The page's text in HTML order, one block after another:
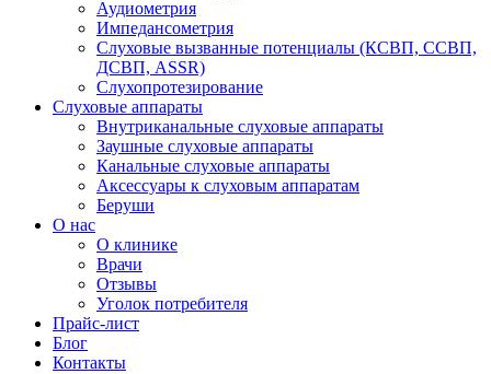
Аудиометрия
Импедансометрия
Слуховые вызванные потенциалы (КСВП, ССВП,
ДСВП, ASSR)
Слухопротезирование
Слуховые аппараты
Внутриканальные слуховые аппараты
Заушные слуховые аппараты
Канальные слуховые аппараты
Аксессуары к слуховым аппаратам
Беруши
О нас
О клинике
Врачи
Отзывы
Уголок потребителя
Прайс-лист
Блог
Контакты